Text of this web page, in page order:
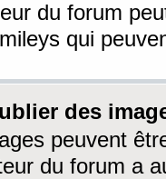
du forum
qui
des
peuvent
du forum a